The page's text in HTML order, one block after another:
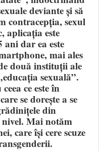
deviante și să
contracepția, sexul
aplicația este
ani dar ea este
mai ales
două instituții ale
sexuală”.
ce este în
se dorește a se
din
Mai notăm
care își cere scuze